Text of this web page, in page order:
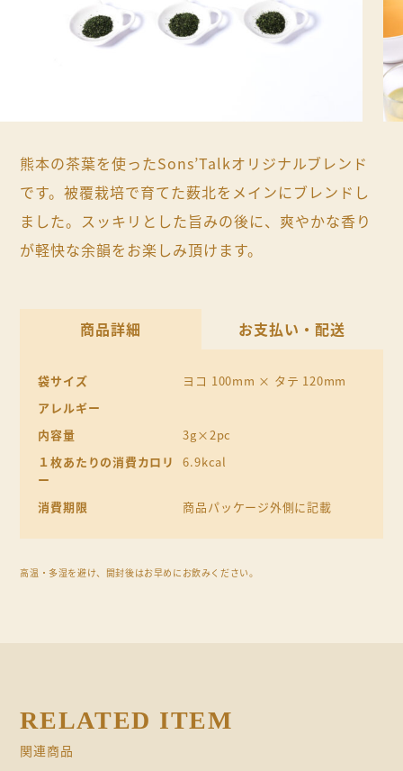
熊本の茶葉を使ったSons’Talkオリジナルブレンド
です。被覆栽培で育てた薮北をメインにブレンドし
ました。スッキリとした旨みの後に、爽やかな香り
が軽快な余韻をお楽しみ頂けます。
商品詳細 お支払い・配送
袋サイズ
ヨコ 100mm × タテ 120mm
アレルギー
内容量
3g×2pc
１枚あたりの消費カロリ
ー
6.9kcal
消費期限 商品パッケージ外側に記載
高温・多湿を避け、開封後はお早めにお飲みください。
RELATED ITEM
関連商品